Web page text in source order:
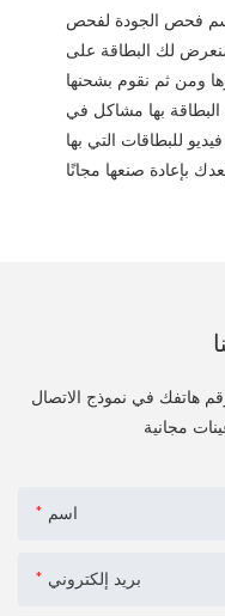
قسم فحص الجودة لفحص
سنعرض لك البطاقة على
البطاقة بها مشاكل في
للبطاقات التي بها
هاتفك في نموذج الاتصال
اسم
بريد إلكتروني